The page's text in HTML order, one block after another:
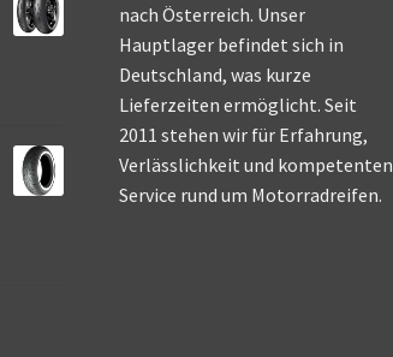
nach Österreich. Unser
Hauptlager befindet sich in
Deutschland, was kurze
Lieferzeiten ermöglicht. Seit
2011 stehen wir für Erfahrung,
Verlässlichkeit und kompetenten
Service rund um Motorradreifen.